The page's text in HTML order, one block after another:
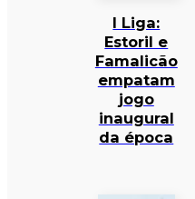
I Liga:
Estoril e
Famalicão
empatam
jogo
inaugural
da época